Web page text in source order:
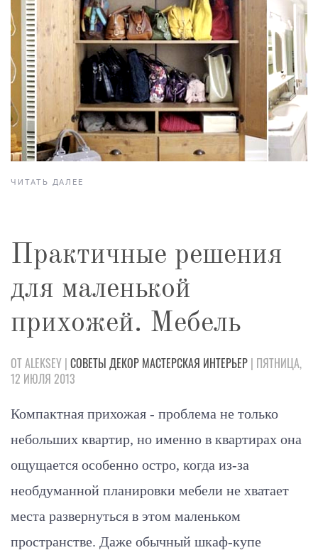
ЧИТАТЬ ДАЛЕЕ
Практичные решения
для маленькой
прихожей. Мебель
ОТ ALEKSEY | СОВЕТЫ ДЕКОР МАСТЕРСКАЯ ИНТЕРЬЕР | ПЯТНИЦА,
12 ИЮЛЯ 2013
Компактная прихожая - проблема не только
небольших квартир, но именно в квартирах она
ощущается особенно остро, когда из-за
необдуманной планировки мебели не хватает
места развернуться в этом маленьком
пространстве. Даже обычный шкаф-купе